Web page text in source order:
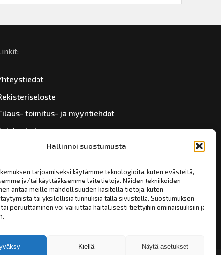
Hallinnoi suostumusta
tarjoamiseksi käytämme teknologioita, kuten evästeitä,
ja/tai käyttääksemme laitetietoja. Näiden tekniikoiden
antaa meille mahdollisuuden käsitellä tietoja, kuten
tai yksilöllisiä tunnuksia tällä sivustolla. Suostumuksen
peruuttaminen voi vaikuttaa haitallisesti tiettyihin ominaisuuksiin ja
Kiellä Näytä asetukset
toimitus- ja myyntiehdot